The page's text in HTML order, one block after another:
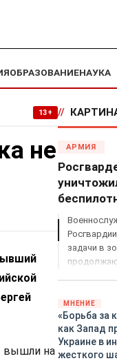
ОБРАЗОВАНИЕНАУКА
13+
не
вышли на
//
АРМИЯ
задачи в
МНЕНИЕ
«Борьба за
как Запад
Украине в
жесткого